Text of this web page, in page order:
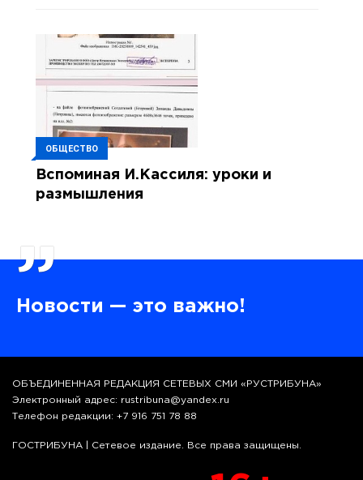
ОБЩЕСТВО
Вспоминая И.Кассиля: уроки и
размышления
”
Новости — это важно!
ОБЪЕДИНЕННАЯ РЕДАКЦИЯ СЕТЕВЫХ СМИ «РУСТРИБУНА»
Электронный адрес: rustribuna@yandex.ru
Телефон редакции: +7 916 751 78 88
ГОСТРИБУНА | Сетевое издание. Все права защищены.